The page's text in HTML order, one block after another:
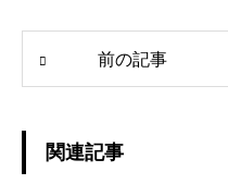
前の記事
関連記事